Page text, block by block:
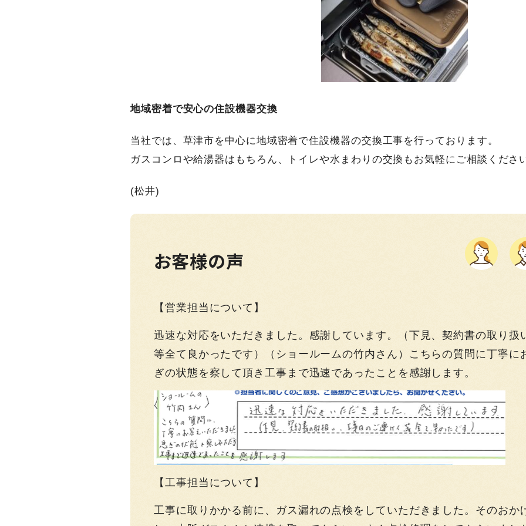
地域密着で安心の住設機器交換
当社では、草津市を中心に地域密着で住設機器の交換工事を行っております。
ガスコンロや給湯器はもちろん、トイレや水まわりの交換もお気軽にご相談くださ
(松井)
お客様の声
【営業担当について】
迅速な対応をいただきました。感謝しています。（下見、契約書の取り扱
等全て良かったです）（ショールームの竹内さん）こちらの質問に丁寧に
ぎの状態を察して頂き工事まで迅速であったことを感謝します。
【工事担当について】
工事に取りかかる前に、ガス漏れの点検をしていただきました。そのおか